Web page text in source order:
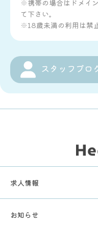
※携帯の場合はドメイ
て下さい。
※18歳未満の利用は禁
スタッフブロ
求人情報
お知らせ